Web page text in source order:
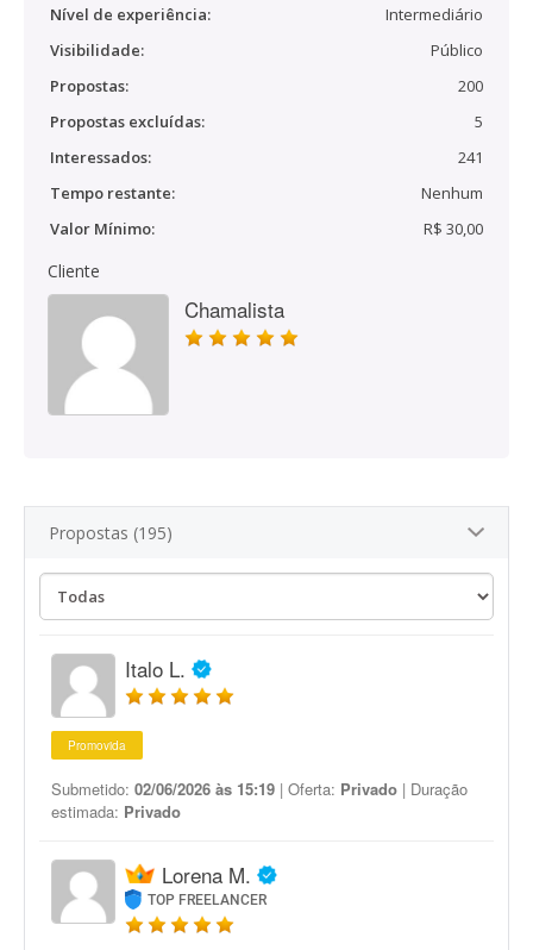
Nível de experiência:
Intermediário
Visibilidade:
Público
Propostas:
200
Propostas excluídas:
5
Interessados:
241
Tempo restante:
Nenhum
Valor Mínimo:
R$ 30,00
Cliente
Chamalista
Propostas (195)
Italo L.
Promovida
Submetido: 02/06/2026 às 15:19 | Oferta: Privado | Duração
estimada: Privado
Lorena M.
TOP FREELANCER